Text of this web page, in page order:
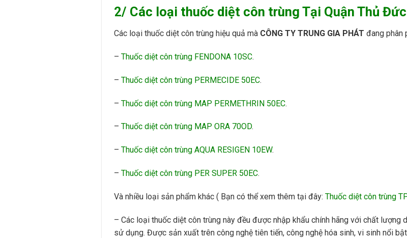
2/ Các loại thuốc diệt côn trùng Tại Quận Thủ Đức
Các loại thuốc diệt côn trùng hiệu quả mà CÔNG TY TRUNG GIA PHÁT đang phân
– Thuốc diệt côn trùng FENDONA 10SC.
– Thuốc diệt côn trùng PERMECIDE 50EC.
– Thuốc diệt côn trùng MAP PERMETHRIN 50EC.
– Thuốc diệt côn trùng MAP ORA 70OD.
– Thuốc diệt côn trùng AQUA RESIGEN 10EW.
– Thuốc diệt côn trùng PER SUPER 50EC.
Và nhiều loại sản phẩm khác ( Bạn có thể xem thêm tại đây: Thuốc diệt côn trùng
– Các loại thuốc diệt côn trùng này đều được nhập khẩu chính hãng với chất lượng
sử dụng. Được sản xuất trên công nghệ tiên tiến, công nghệ hóa sinh, vi sinh nổi